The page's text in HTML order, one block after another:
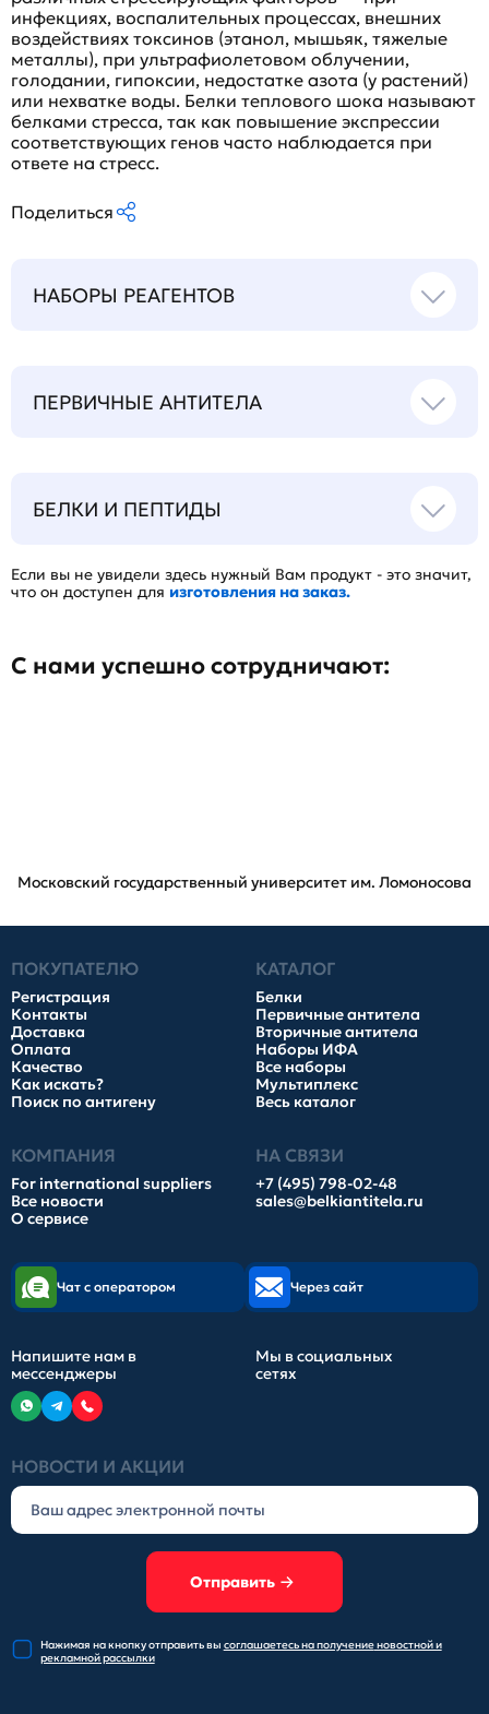
инфекциях, воспалительных процессах, внешних
воздействиях токсинов (этанол, мышьяк, тяжелые
металлы), при ультрафиолетовом облучении,
голодании, гипоксии, недостатке азота (у растений)
или нехватке воды. Белки теплового шока называют
белками стресса, так как повышение экспрессии
соответствующих генов часто наблюдается при
ответе на стресс.
Поделиться
НАБОРЫ РЕАГЕНТОВ
ПЕРВИЧНЫЕ АНТИТЕЛА
БЕЛКИ И ПЕПТИДЫ
Если вы не увидели здесь нужный Вам продукт - это значит,
что он доступен для изготовления на заказ.
С нами успешно сотрудничают:
Московский государственный университет им. Ломоносова
ПОКУПАТЕЛЮ
Регистрация
Контакты
Доставка
Оплата
Качество
Как искать?
Поиск по антигену
КАТАЛОГ
Белки
Первичные антитела
Вторичные антитела
Наборы ИФА
Все наборы
Мультиплекс
Весь каталог
КОМПАНИЯ
For international suppliers
Все новости
О сервисе
НА СВЯЗИ
+7 (495) 798-02-48
sales@belkiantitela.ru
НОВОСТИ И АКЦИИ
Отправить
Нажимая на кнопку отправитьвы соглашаетесь на получениеновостной и
рекламной рассылки
Чат с оператором Через сайт
Напишите нам в
мессенджеры
Мы в социальных
сетях